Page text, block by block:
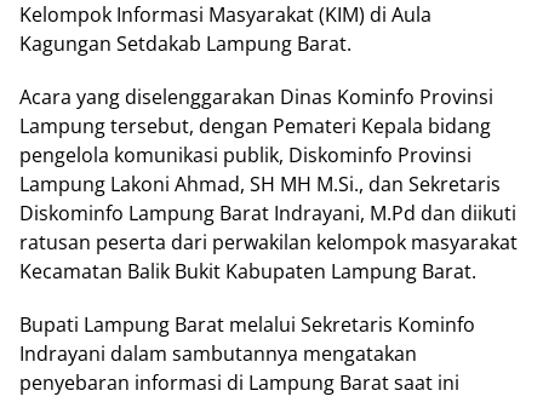
Kelompok Informasi Masyarakat (KIM) di Aula
Kagungan Setdakab Lampung Barat.
Acara yang diselenggarakan Dinas Kominfo Provinsi
Lampung tersebut, dengan Pemateri Kepala bidang
pengelola komunikasi publik, Diskominfo Provinsi
Lampung Lakoni Ahmad, SH MH M.Si., dan Sekretaris
Diskominfo Lampung Barat Indrayani, M.Pd dan diikuti
ratusan peserta dari perwakilan kelompok masyarakat
Kecamatan Balik Bukit Kabupaten Lampung Barat.
Bupati Lampung Barat melalui Sekretaris Kominfo
Indrayani dalam sambutannya mengatakan
penyebaran informasi di Lampung Barat saat ini